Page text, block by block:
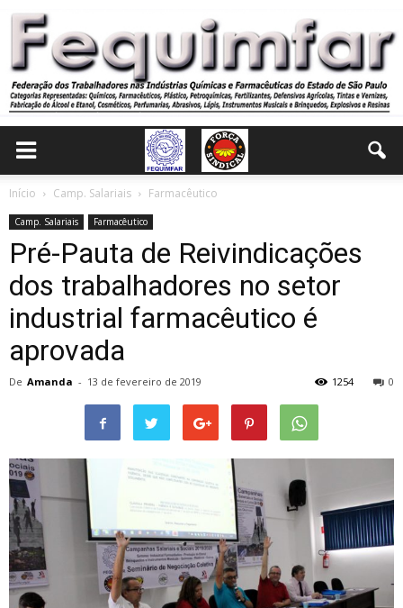
Início Camp. Salariais Farmacêutico
Camp. Salariais Farmacêutico
Pré-Pauta de Reivindicações
dos trabalhadores no setor
industrial farmacêutico é
aprovada
De Amanda - 13 de fevereiro de 2019 0
1254